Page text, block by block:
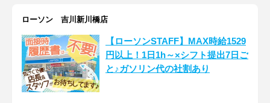
ローソン 吉川新川橋店
【ローソンSTAFF】MAX時給1529
円以上！1日1h～×シフト提出7日ご
と♪ガソリン代の社割あり